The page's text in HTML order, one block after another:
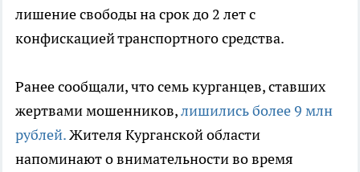
лишение свободы на срок до 2 лет с
конфискацией транспортного средства.
Ранее сообщали, что семь курганцев, ставших
жертвами мошенников,лишились более 9 млн
рублей.Жителя Курганской области
напоминают о внимательности во время